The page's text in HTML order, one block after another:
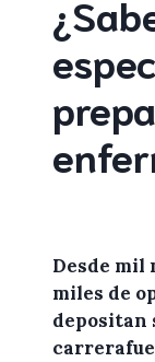
Desde mil
miles de
depositan